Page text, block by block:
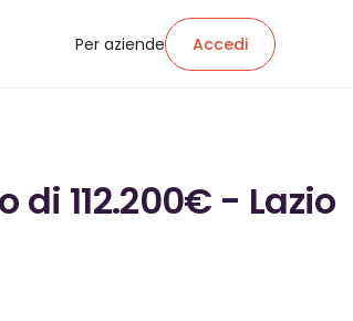
Per aziende Accedi
112.200€ - Lazio